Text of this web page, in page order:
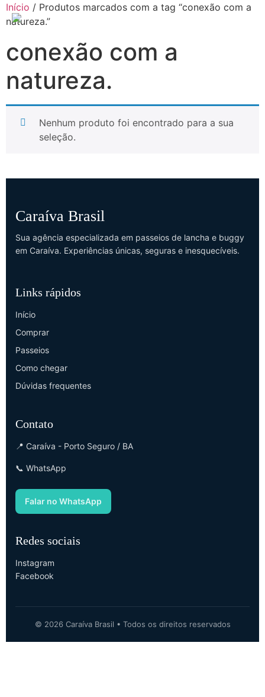
Início / Produtos marcados com a tag “conexão com a
natureza.”
conexão com a
natureza.
Nenhum produto foi encontrado para a sua
seleção.
Caraíva Brasil
Sua agência especializada em passeios de lancha e buggy
em Caraíva. Experiências únicas, seguras e inesquecíveis.
Links rápidos
Início
Comprar
Passeios
Como chegar
Dúvidas frequentes
Contato
📍 Caraíva - Porto Seguro / BA
📞 WhatsApp
Falar no WhatsApp
Redes sociais
Instagram
Facebook
© 2026 Caraíva Brasil • Todos os direitos reservados